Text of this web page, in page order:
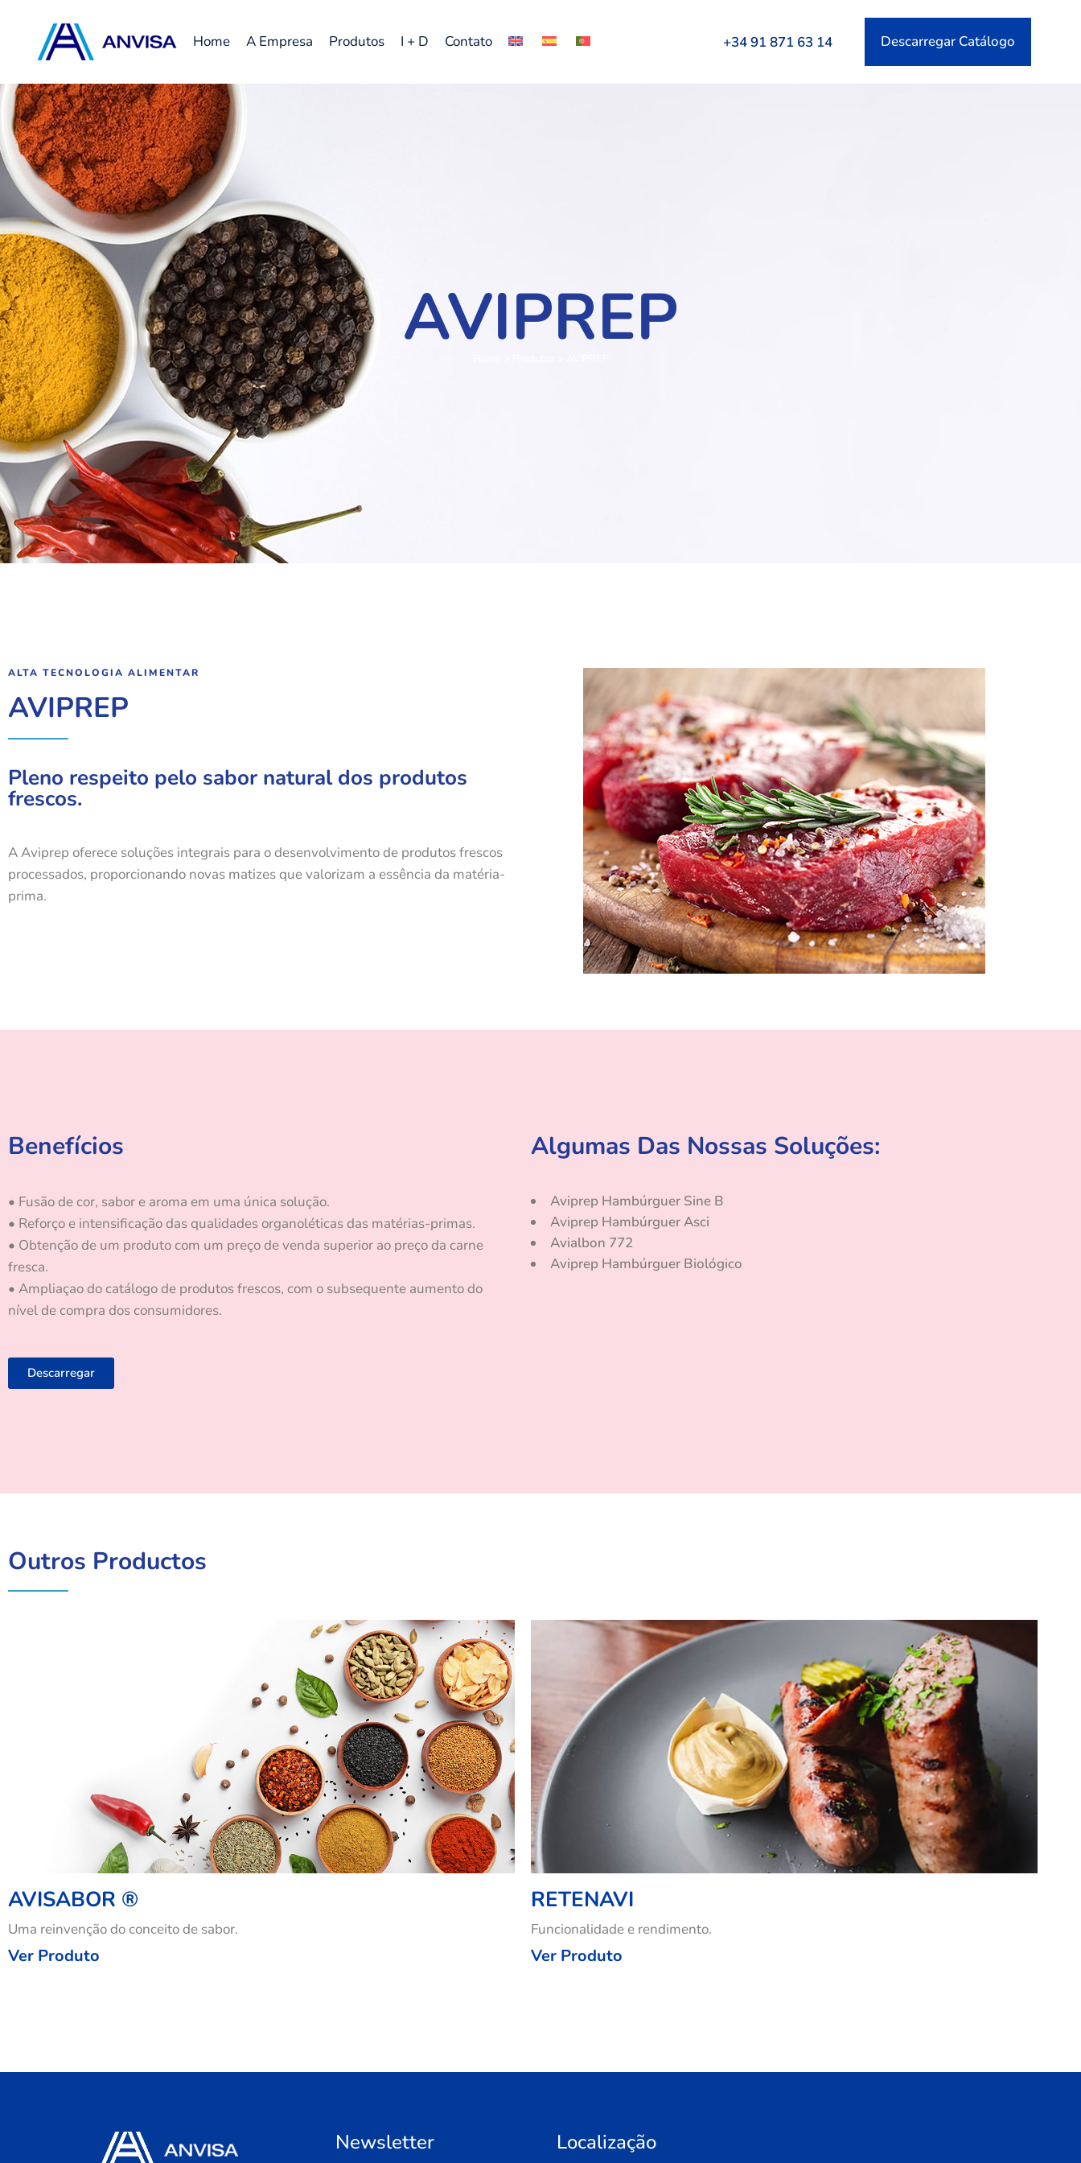
+34 91 871 63 14 Descarregar Catálogo
Home A Empresa Produtos I + D Contato
AVIPREP
ALTA TECNOLOGIA ALIMENTAR
AVIPREP
Pleno respeito pelo sabor natural dos produtos
frescos.
A Aviprep oferece soluções integrais para o desenvolvimento de produtos frescos
processados, proporcionando novas matizes que valorizam a essência da matéria-
prima.
Benefícios
• Fusão de cor, sabor e aroma em uma única solução.
• Reforço e intensificação das qualidades organoléticas das matérias-primas.
• Obtenção de um produto com um preço de venda superior ao preço da carne
fresca.
• Ampliaçao do catálogo de produtos frescos, com o subsequente aumento do
nível de compra dos consumidores.
Descarregar
Algumas Das Nossas Soluções:
Aviprep Hambúrguer Sine B
Aviprep Hambúrguer Asci
Avialbon 772
Aviprep Hambúrguer Biológico
Outros Productos
AVISABOR ®
Uma reinvenção do conceito de sabor.
Ver Produto
RETENAVI
Funcionalidade e rendimento.
Ver Produto
Newsletter Localização